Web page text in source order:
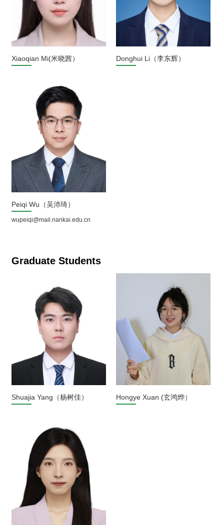
Xiaoqian Mi(米晓茜） Donghui Li（李东辉）
Peiqi Wu（吴沛琦）
wupeiqi@mail.nankai.edu.cn
Graduate Students
Shuajia Yang（杨树佳） Hongye Xuan (玄鸿烨）